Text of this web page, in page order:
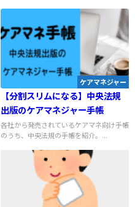
ケアマネジャー
【分割スリムになる】中央法規
出版のケアマネジャー手帳
各社から発売されているケアマネ向け手帳
のうち、中央法規の手帳を紹介。...